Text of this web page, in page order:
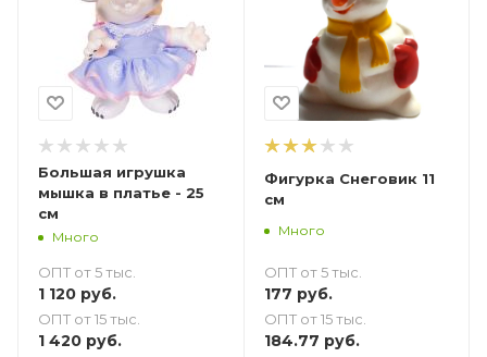
Большая игрушка
мышка в платье - 25
см
Много
ОПТ от 5 тыс.
1 120 руб.
ОПТ от 15 тыс.
1 420 руб.
Фигурка Снеговик 11
см
Много
ОПТ от 5 тыс.
177 руб.
ОПТ от 15 тыс.
184.77 руб.